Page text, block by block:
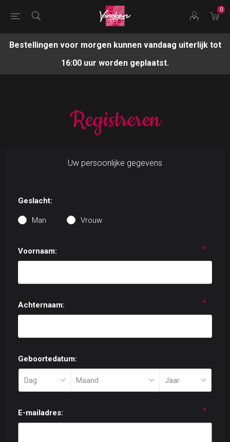
0
Bestellingen voor morgen kunnen vandaag uiterlijk tot
16:00 uur worden geplaatst.
Registreren
Uw persoonlijke gegevens
Geslacht:
Man Vrouw
Voornaam: *
Achternaam: *
Geboortedatum:
E-mailadres: *